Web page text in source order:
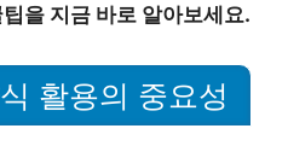
을 지금 바로 알아보세요.
활용의 중요성